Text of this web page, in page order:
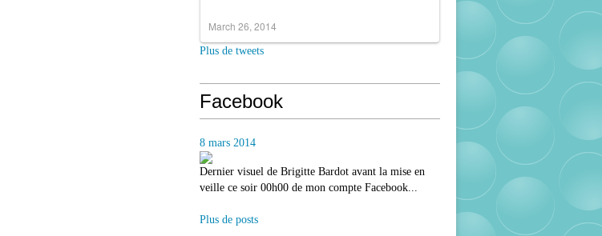
March 26, 2014
Plus de tweets
Facebook
8 mars 2014
Dernier visuel de Brigitte Bardot avant la mise en
veille ce soir 00h00 de mon compte Facebook...
Plus de posts